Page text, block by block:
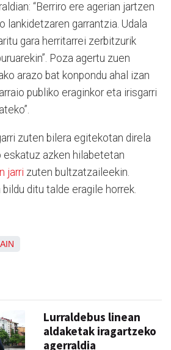
“Berriro ere agerian jartzen
lankidetzaren garrantzia. Udala
gara herritarrei zerbitzurik
Poza agertu zuen
arazo bat konpondu ahal izan
publiko eraginkor eta irisgarri
zuten bilera egitekotan direla
azken hilabetetan
jarri zuten bultzatzaileekin.
ditu talde eragile horrek.
Lurraldebus linean
aldaketak iragartzeko
agerraldia